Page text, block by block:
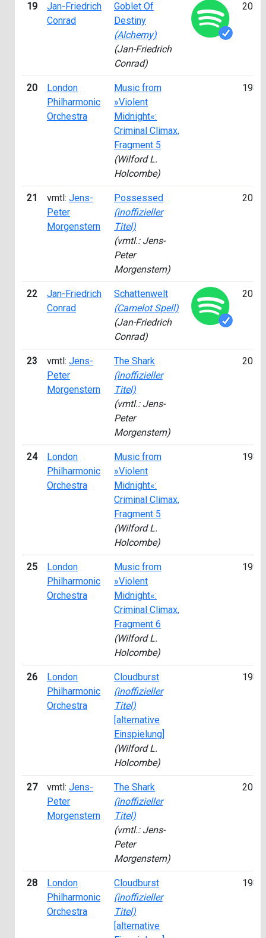
19
Jan-Friedrich
Conrad
Goblet Of
Destiny
(Alchemy)
(Jan-Friedrich
Conrad)
2014
20
London
Philharmonic
Orchestra
Music from
»Violent
Midnight«:
Criminal Climax,
Fragment 5
(Wilford L.
Holcombe)
1989
21 vmtl: Jens-
Peter
Morgenstern
Possessed
(inoffizieller
Titel)
(vmtl.: Jens-
Peter
Morgenstern)
2015
22
Jan-Friedrich
Conrad
Schattenwelt
(Camelot Spell)
(Jan-Friedrich
Conrad)
2014
23 vmtl: Jens-
Peter
Morgenstern
The Shark
(inoffizieller
Titel)
(vmtl.: Jens-
Peter
Morgenstern)
2015
24
London
Philharmonic
Orchestra
Music from
»Violent
Midnight«:
Criminal Climax,
Fragment 5
(Wilford L.
Holcombe)
1989
25
London
Philharmonic
Orchestra
Music from
»Violent
Midnight«:
Criminal Climax,
Fragment 6
(Wilford L.
Holcombe)
1990
26
London
Philharmonic
Orchestra
Cloudburst
(inoffizieller
Titel)
[alternative
Einspielung]
(Wilford L.
Holcombe)
1989
27 vmtl: Jens-
Peter
Morgenstern
The Shark
(inoffizieller
Titel)
(vmtl.: Jens-
Peter
Morgenstern)
2015
28
London
Philharmonic
Orchestra
Cloudburst
(inoffizieller
Titel)
[alternative
1989